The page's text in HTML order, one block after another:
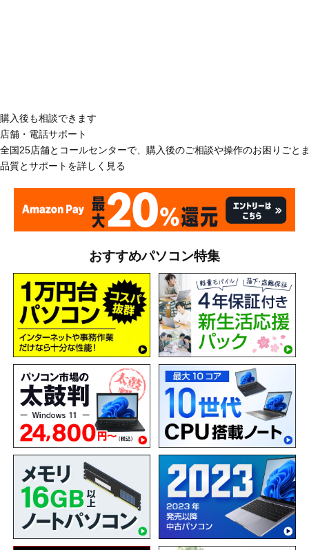
購入後も相談できます
店舗・電話サポート
全国25店舗とコールセンターで、購入後のご相談や操作のお困りごと
品質とサポートを詳しく見る
おすすめパソコン特集